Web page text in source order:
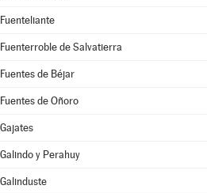
Fuenteliante
Fuenterroble de Salvatierra
Fuentes de Béjar
Fuentes de Oñoro
Gajates
Galindo y Perahuy
Galinduste